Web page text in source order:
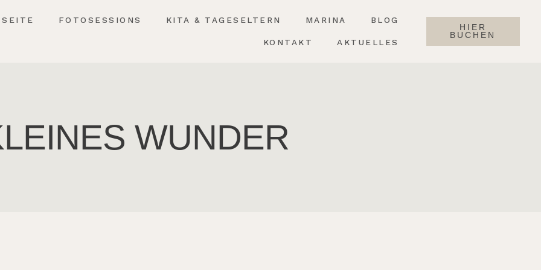
FOTOSESSIONS KITA & TAGESELTERN MARINA BLOG
KONTAKT AKTUELLES
HIER
BUCHEN
WUNDER